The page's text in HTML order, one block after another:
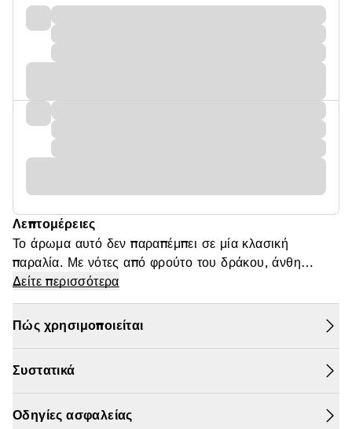
Λεπτομέρειες
Το άρωμα αυτό δεν παραπέμπει σε μία κλασική
παραλία. Με νότες από φρούτο του δράκου, άνθη
πορτοκαλιάς, τουμπερόζα και μόσχο, σας μεταφέρει σε
τροπικές περιοχές με ένα ψέκασμα.
Δείτε περισσότερα
Πώς χρησιμοποιείται
Συστατικά
Οδηγίες ασφαλείας